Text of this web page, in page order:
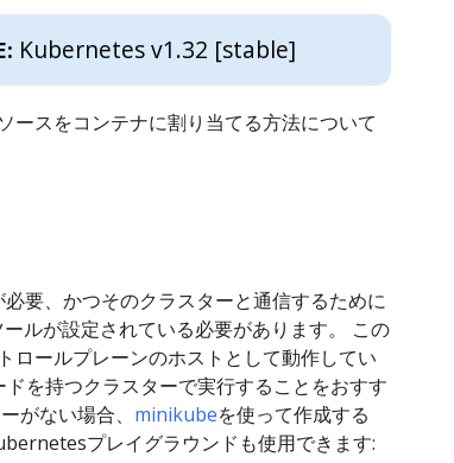
Kubernetes v1.32 [stable]
ースをコンテナに割り当てる方法について
要、かつそのクラスターと通信するために
ルが設定されている必要があります。 この
ロールプレーンのホストとして動作してい
を持つクラスターで実行することをおすす
がない場合、 minikubeを使って作成する
プレイグラウンドも使用できます: